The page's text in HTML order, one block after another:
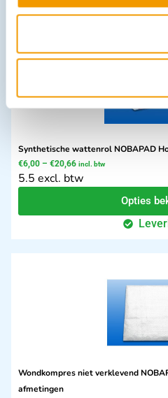
Synthetische wattenrol NOBAPAD
€6,00 – €20,66 incl. btw
5.5 excl. btw
Opties
Wondkompres niet verklevend
afmetingen